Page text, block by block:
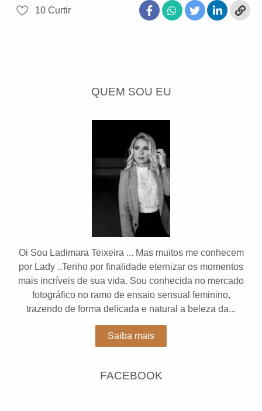
10 Curtir
QUEM SOU EU
Oi Sou Ladimara Teixeira ... Mas muitos me conhecem
por Lady ..Tenho por finalidade eternizar os momentos
mais incríveis de sua vida. Sou conhecida no mercado
fotográfico no ramo de ensaio sensual feminino,
trazendo de forma delicada e natural a beleza da...
Saiba mais
FACEBOOK